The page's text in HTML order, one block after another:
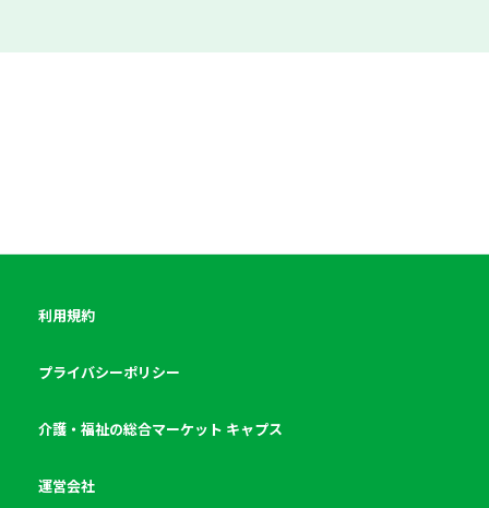
利用規約
プライバシーポリシー
介護・福祉の総合マーケット キャプス
運営会社